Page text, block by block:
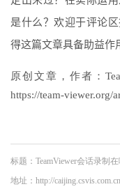
是什么？欢迎于评论
得这篇文章具备助益作
原创文章，作者：
https://team-viewer.org/
标题：TeamViewer会话录制
地址：http://